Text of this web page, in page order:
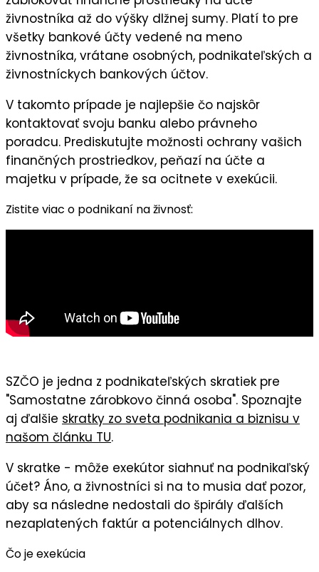
živnostníka až do výšky dlžnej sumy. Platí to pre
všetky bankové účty vedené na meno
živnostníka, vrátane osobných, podnikateľských a
živnostníckych bankových účtov.
V takomto prípade je najlepšie čo najskôr
kontaktovať svoju banku alebo právneho
poradcu. Prediskutujte možnosti ochrany vašich
finančných prostriedkov, peňazí na účte a
majetku v prípade, že sa ocitnete v exekúcii.
Zistite viac o podnikaní na živnosť:
SZČO je jedna z podnikateľských skratiek pre
"Samostatne zárobkovo činná osoba". Spoznajte
aj ďalšie skratky zo sveta podnikania a biznisu v
našom článku TU.
V skratke - môže exekútor siahnuť na podnikaľský
účet? Áno, a živnostníci si na to musia dať pozor,
aby sa následne nedostali do špirály ďalších
nezaplatených faktúr a potenciálnych dlhov.
Čo je exekúcia